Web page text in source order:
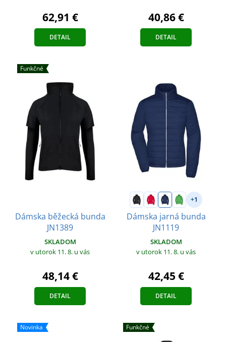
62,91 €
DETAIL
40,86 €
DETAIL
Funkčné
Dámska běžecká bunda
JN1389
SKLADOM
v utorok 11. 8. u vás
48,14 €
DETAIL
+1
Dámska jarná bunda
JN1119
SKLADOM
v utorok 11. 8. u vás
42,45 €
DETAIL
Novinka Funkčné